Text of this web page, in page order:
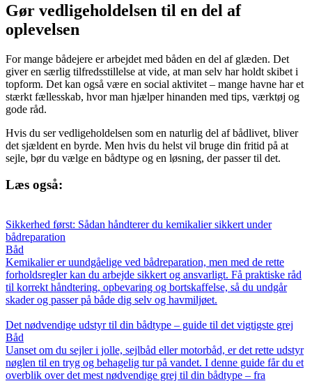
Gør vedligeholdelsen til en del af
oplevelsen
For mange bådejere er arbejdet med båden en del af glæden. Det
giver en særlig tilfredsstillelse at vide, at man selv har holdt skibet i
topform. Det kan også være en social aktivitet – mange havne har et
stærkt fællesskab, hvor man hjælper hinanden med tips, værktøj og
gode råd.
Hvis du ser vedligeholdelsen som en naturlig del af bådlivet, bliver
det sjældent en byrde. Men hvis du helst vil bruge din fritid på at
sejle, bør du vælge en bådtype og en løsning, der passer til det.
Læs også:
Sikkerhed først: Sådan håndterer du kemikalier sikkert under
bådreparation
Båd
Kemikalier er uundgåelige ved bådreparation, men med de rette
forholdsregler kan du arbejde sikkert og ansvarligt. Få praktiske råd
til korrekt håndtering, opbevaring og bortskaffelse, så du undgår
skader og passer på både dig selv og havmiljøet.
Det nødvendige udstyr til din bådtype – guide til det vigtigste grej
Båd
Uanset om du sejler i jolle, sejlbåd eller motorbåd, er det rette udstyr
nøglen til en tryg og behagelig tur på vandet. I denne guide får du et
overblik over det mest nødvendige grej til din bådtype – fra